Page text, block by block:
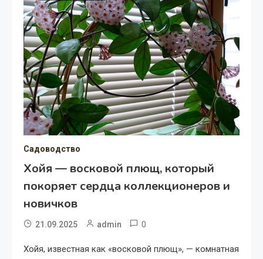
Садоводство
Хойя — восковой плющ, который
покоряет сердца коллекционеров и
новичков
21.09.2025 admin 0
Хойя, известная как «восковой плющ», — комнатная